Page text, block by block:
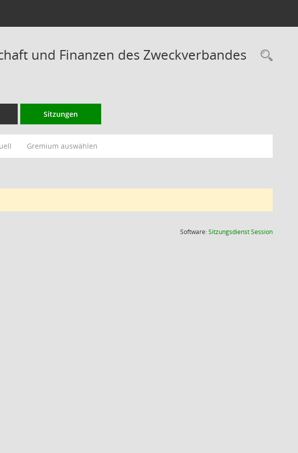
und Finanzen des Zweckverbandes
Sitzungen
Gremium auswählen
Software:SitzungsdienstSession(Wird in